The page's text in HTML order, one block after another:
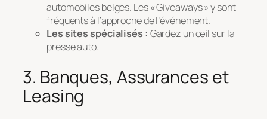
automobiles belges. Les « Giveaways » y sont
fréquents à l’approche de l’événement.
Les sites spécialisés : Gardez un œil sur la
presse auto.
3. Banques, Assurances et
Leasing